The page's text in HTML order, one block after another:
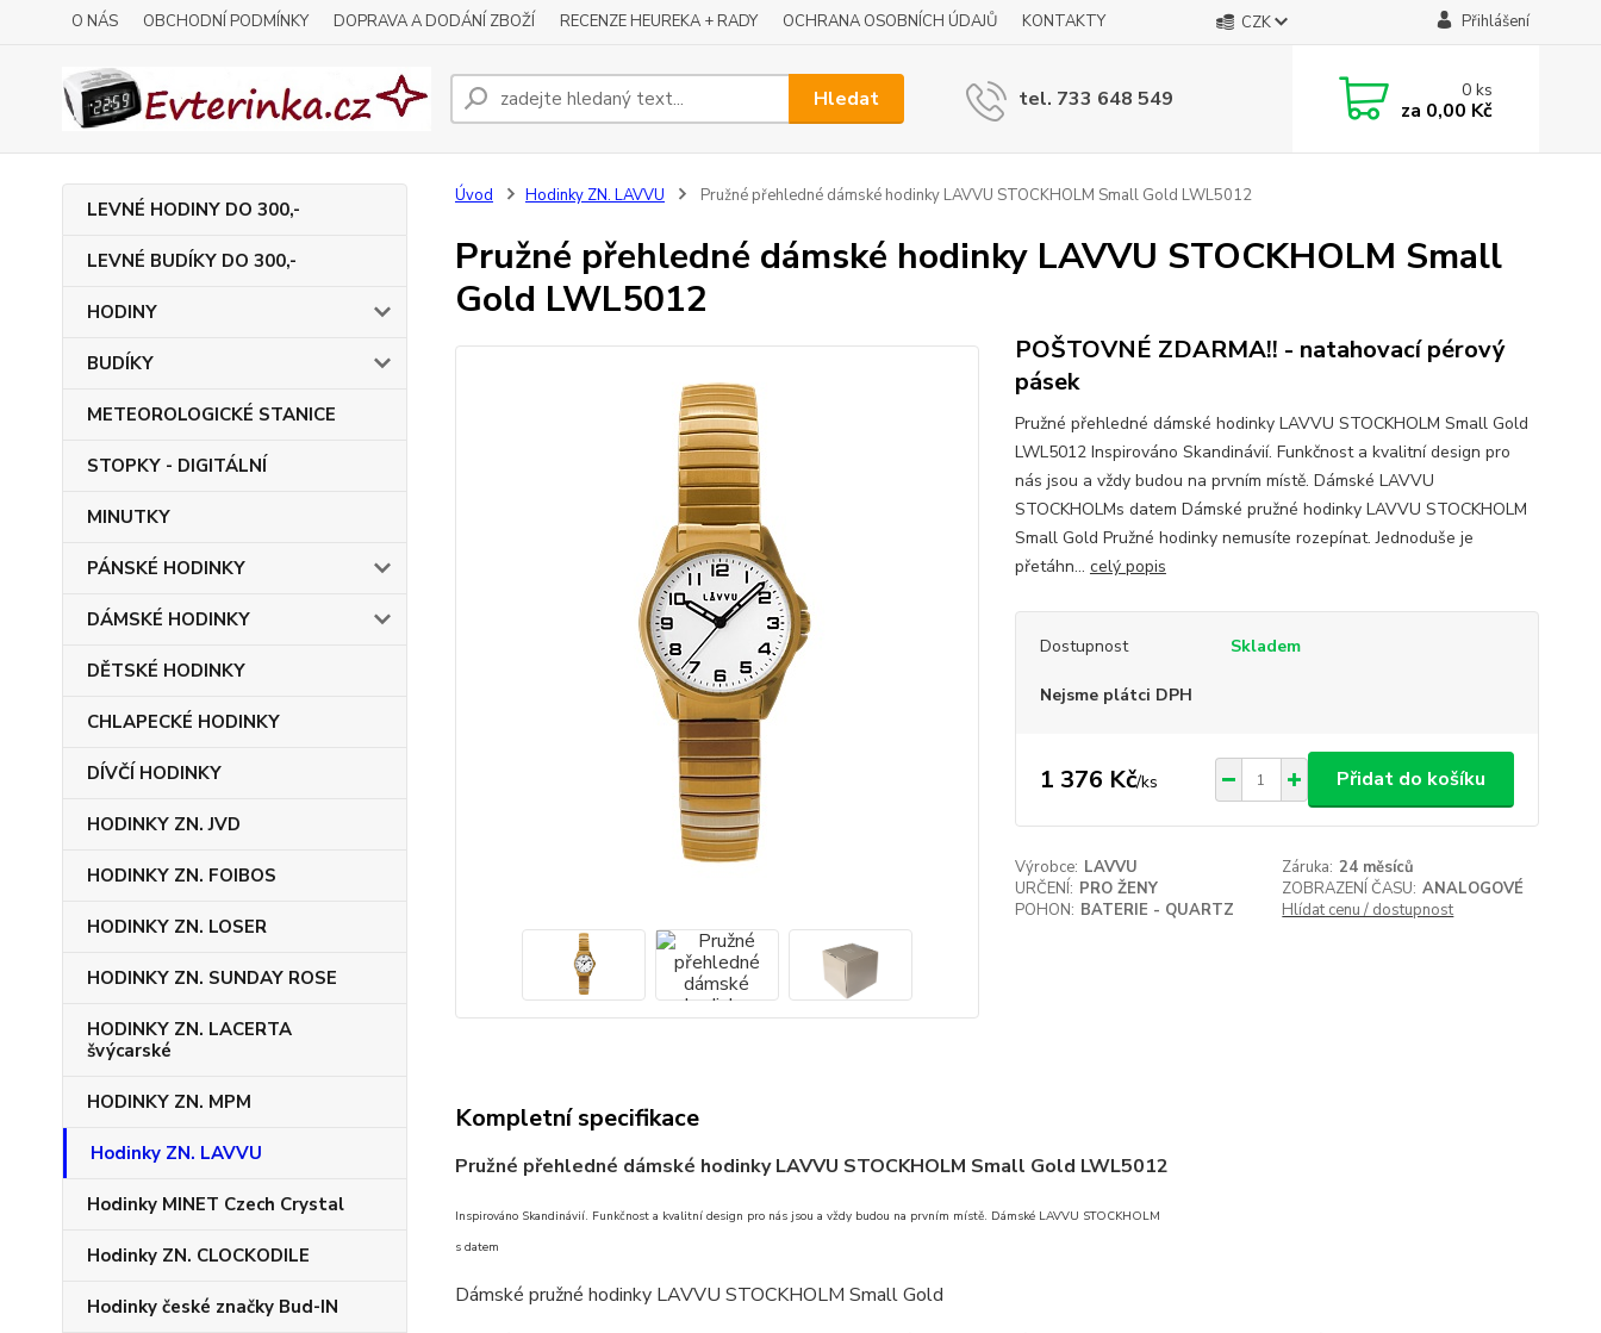
O NÁS OBCHODNÍ PODMÍNKY DOPRAVA A DODÁNÍ ZBOŽÍ RECENZE HEUREKA + RADY OCHRANA OSOBNÍCH ÚDAJŮ KONTAKTY CZK Přihlášení
Hledat tel. 733 648 549 0ks
za 0,00 Kč
LEVNÉ HODINY DO 300,-
LEVNÉ BUDÍKY DO 300,-
HODINY
BUDÍKY
METEOROLOGICKÉ STANICE
STOPKY - DIGITÁLNÍ
MINUTKY
PÁNSKÉ HODINKY
DÁMSKÉ HODINKY
DĚTSKÉ HODINKY
CHLAPECKÉ HODINKY
DÍVČÍ HODINKY
HODINKY ZN. JVD
HODINKY ZN. FOIBOS
HODINKY ZN. LOSER
HODINKY ZN. SUNDAY ROSE
HODINKY ZN. LACERTA
švýcarské
HODINKY ZN. MPM
Hodinky ZN. LAVVU
Hodinky MINET Czech Crystal
Hodinky ZN. CLOCKODILE
Hodinky české značky Bud-IN
Úvod Hodinky ZN. LAVVU Pružné přehledné dámské hodinky LAVVU STOCKHOLM Small Gold LWL5012
Pružné přehledné dámské hodinky LAVVU STOCKHOLM Small
Gold LWL5012
POŠTOVNÉ ZDARMA!! - natahovací pérový
pásek
Pružné přehledné dámské hodinky LAVVU STOCKHOLM Small Gold
LWL5012 Inspirováno Skandinávií. Funkčnost a kvalitní design pro
nás jsou a vždy budou na prvním místě. Dámské LAVVU
STOCKHOLMs datem Dámské pružné hodinky LAVVU STOCKHOLM
Small Gold Pružné hodinky nemusíte rozepínat. Jednoduše je
přetáhn... celý popis
Dostupnost Skladem
Nejsme plátci DPH
1 376 Kč/ks Přidat do košíku
Výrobce: LAVVU Záruka: 24 měsíců
URČENÍ: PRO ŽENY ZOBRAZENÍ ČASU: ANALOGOVÉ
POHON: BATERIE - QUARTZ Hlídat cenu / dostupnost
Kompletní specifikace
Pružné přehledné dámské hodinky LAVVU STOCKHOLM Small Gold LWL5012
Inspirováno Skandinávií. Funkčnost a kvalitní design pro nás jsou a vždy budou na prvním místě. Dámské LAVVU STOCKHOLM
s datem
Dámské pružné hodinky LAVVU STOCKHOLM Small Gold